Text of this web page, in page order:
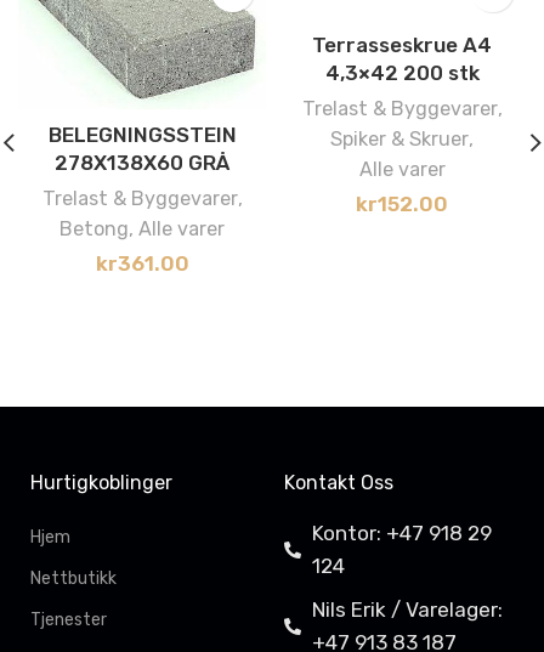
BELEGNINGSSTEIN
278X138X60 GRÅ
Trelast & Byggevarer,
Betong, Alle varer
kr361.00
Terrasseskrue A4
4,3×42 200 stk
Trelast & Byggevarer,
Spiker & Skruer,
Alle varer
kr152.00
Hurtigkoblinger
Hjem
Nettbutikk
Tjenester
Kontakt Oss
Kontor: +47 918 29
124
Nils Erik / Varelager:
+47 913 83 187